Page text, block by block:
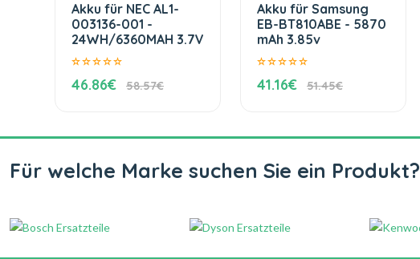
Akku für NEC AL1-
003136-001 -
24WH/6360MAH 3.7V
46.86€ 58.57€
Akku für Samsung
EB-BT810ABE - 5870
mAh 3.85v
41.16€ 51.45€
Für welche Marke suchen Sie ein Produkt?